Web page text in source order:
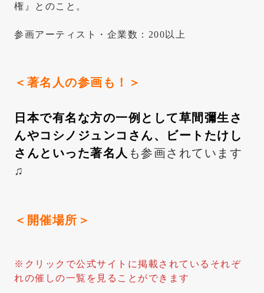
権』とのこと。
参画アーティスト・企業数：200以上
＜著名人の参画も！＞
日本で有名な方の一例として草間彌生さ
んやコシノジュンコさん、ビートたけし
さんといった著名人 も参画されています
♫
＜開催場所＞
※クリックで公式サイトに掲載されているそれぞ
れの催しの一覧を見ることができます